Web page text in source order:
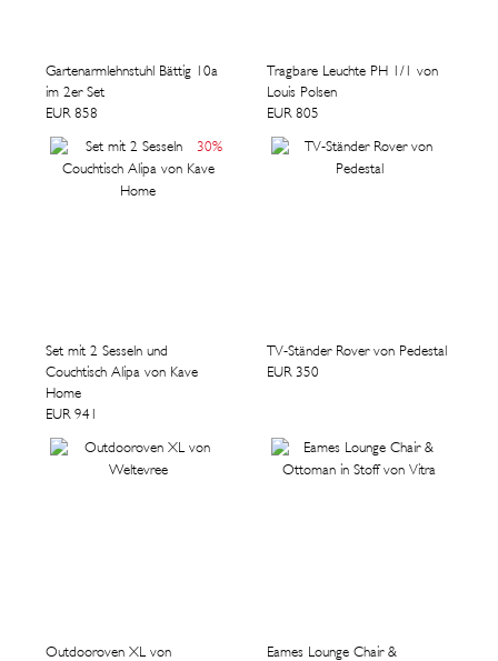
Gartenarmlehnstuhl Bättig 10a
im 2er Set
EUR 858
Tragbare Leuchte PH 1/1 von
Louis Polsen
EUR 805
30%
Set mit 2 Sesseln und
Couchtisch Alipa von Kave
Home
EUR 941
TV-Ständer Rover von Pedestal
EUR 350
Outdooroven XL von
Eames Lounge Chair &